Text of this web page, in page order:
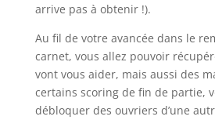
arrive pas à obtenir !).
Au fil de votre avancée dans le
carnet, vous allez pouvoir
vont vous aider, mais aussi des
certains scoring de fin de partie,
débloquer des ouvriers d’une